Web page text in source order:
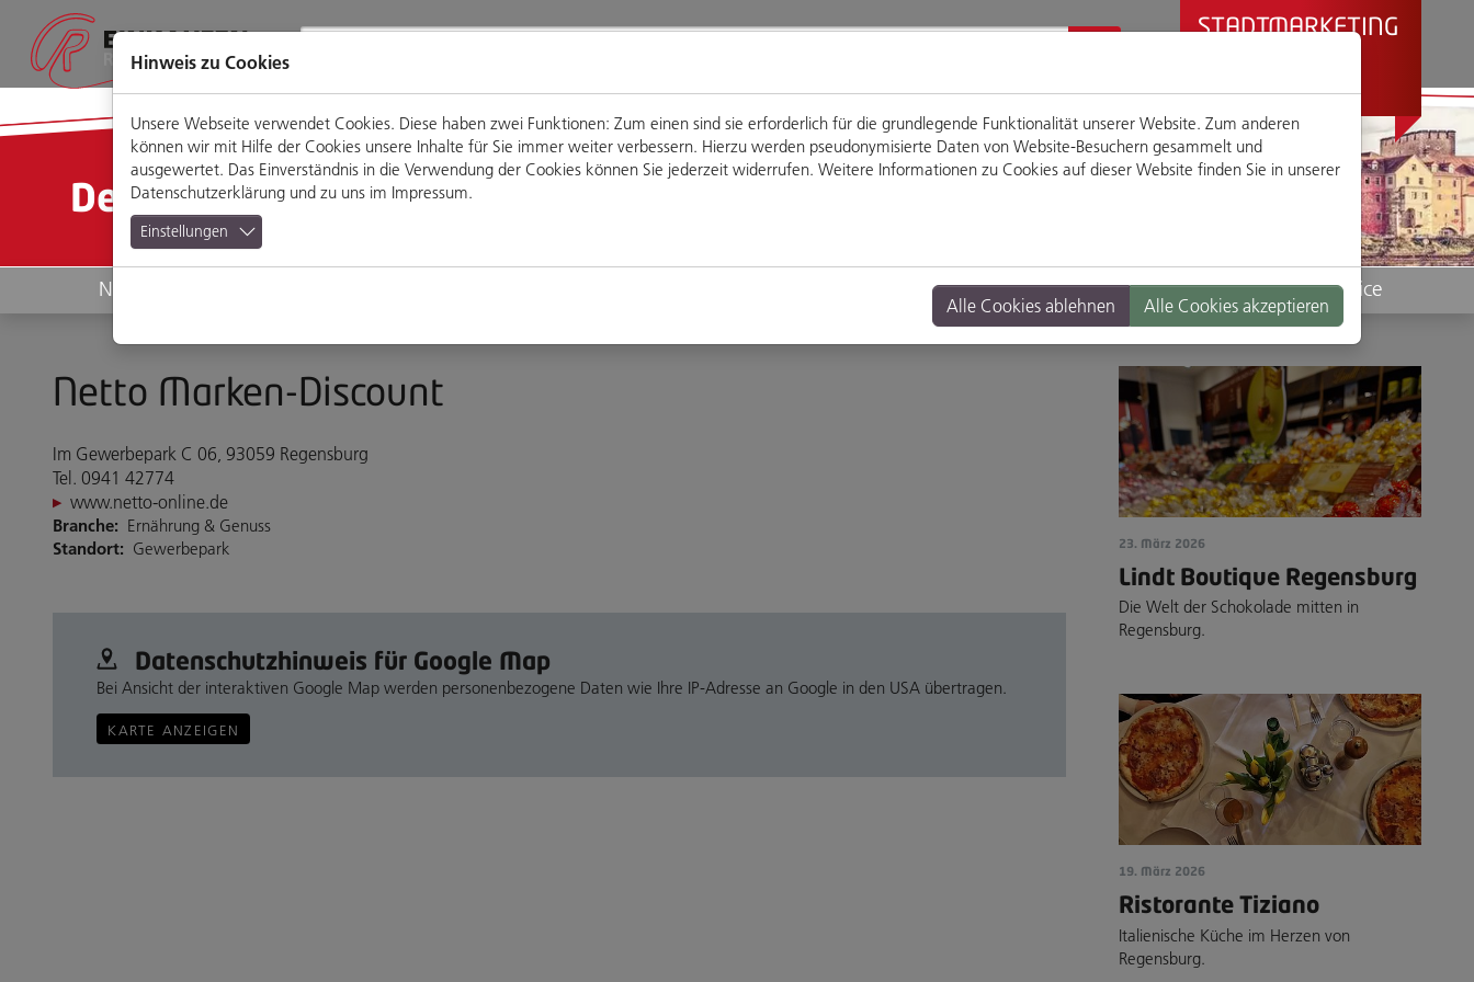
Seiteninhalt
Hauptmenü
Footermenü
Website-
Suche
STADTMARKETING
PRÄSENTIERT
Detailansicht
News Veranstaltungen Standorte Service
Netto Marken-Discount
Im Gewerbepark C 06, 93059 Regensburg
Tel. 0941 42774
www.netto-online.de
Branche: Ernährung & Genuss
Standort: Gewerbepark
Datenschutz­hinweis für Google Map
Bei Ansicht der interaktiven Google Map werden personenbezogene Daten wie Ihre IP-Adresse an Google in den USA übertragen.
KARTE ANZEIGEN
23. März 2026
Lindt Boutique Regensburg
Die Welt der Schokolade mitten in
Regensburg.
19. März 2026
Ristorante Tiziano
Italienische Küche im Herzen von
Regensburg.
Hinweis zu Cookies
Unsere Webseite verwendet Cookies. Diese haben zwei Funktionen: Zum einen sind sie erforderlich für die grundlegende Funktionalität unserer Website. Zum anderen
können wir mit Hilfe der Cookies unsere Inhalte für Sie immer weiter verbessern. Hierzu werden pseudonymisierte Daten von Website-Besuchern gesammelt und
ausgewertet. Das Einverständnis in die Verwendung der Cookies können Sie jederzeit widerrufen. Weitere Informationen zu Cookies auf dieser Website finden Sie in unserer
Datenschutzerklärung und zu uns im Impressum.
Einstellungen
Alle Cookies ablehnen Alle Cookies akzeptieren